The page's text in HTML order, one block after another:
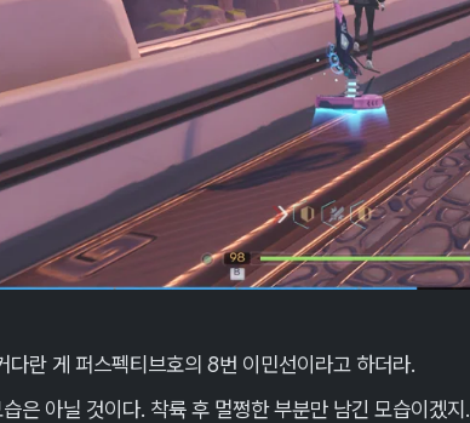
다란 게 퍼스펙티브호의 8번 이민선이라고 하더라.
은 아닐 것이다. 착륙 후 멀쩡한 부분만 남긴 모습이겠지.